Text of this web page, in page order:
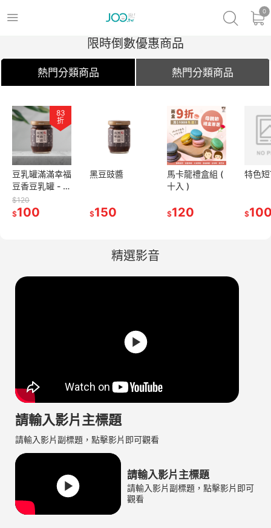
0
限時倒數優惠商品
熱門分類商品 熱門分類商品
83
折
豆乳罐滿滿幸福
豆香豆乳罐 - 暖
心濃郁的健康新
選擇!
$120
$100
黑豆豉醬
$150
馬卡龍禮盒組 (
十入 )
$120
特色
$
83
折
滿幸福
罐 - 暖
健康新
黑豆豉醬
馬卡龍禮盒組 (
特色短T
精選影音
請輸入影片主標題
請輸入影片副標題，點擊影片即可觀看
請輸入影片主標題
請輸入影片副標題，點擊影片即可
觀看